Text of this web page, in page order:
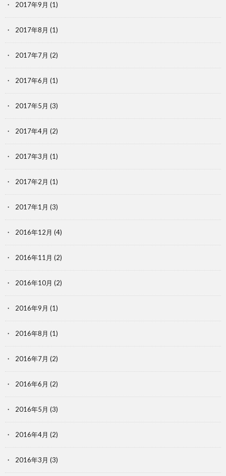
2017年9月 (1)
2017年8月 (1)
2017年7月 (2)
2017年6月 (1)
2017年5月 (3)
2017年4月 (2)
2017年3月 (1)
2017年2月 (1)
2017年1月 (3)
2016年12月 (4)
2016年11月 (2)
2016年10月 (2)
2016年9月 (1)
2016年8月 (1)
2016年7月 (2)
2016年6月 (2)
2016年5月 (3)
2016年4月 (2)
2016年3月 (3)